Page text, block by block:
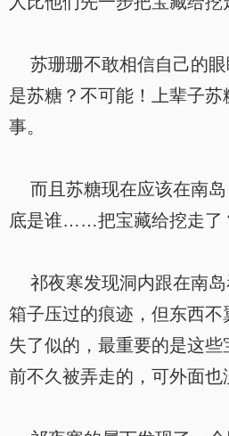
苏珊珊不敢相信自己的眼
是苏糖？不可能！上辈子
事。
而且苏糖现在应该在南岛
底是谁……把宝藏给挖走了
祁夜寒发现洞内跟在南岛
箱子压过的痕迹，但东西
失了似的，最重要的是这些
前不久被弄走的，可外面也